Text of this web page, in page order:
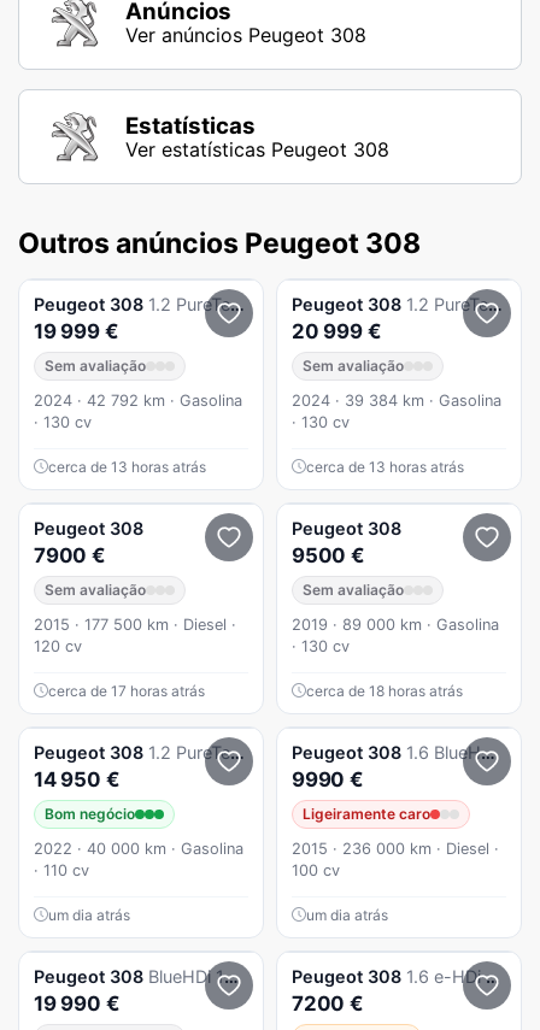
Anúncios
Ver anúncios Peugeot 308
Estatísticas
Ver estatísticas Peugeot 308
Outros anúncios Peugeot 308
Peugeot 308 1.2 PureTech GT EAT8
19 999 €
Sem avaliação
2024 · 42 792 km · Gasolina
· 130 cv
cerca de 13 horas atrás
Peugeot 308 1.2 PureTech Allure EAT8
20 999 €
Sem avaliação
2024 · 39 384 km · Gasolina
· 130 cv
cerca de 13 horas atrás
Peugeot 308
7900 €
Sem avaliação
2015 · 177 500 km · Diesel ·
120 cv
cerca de 17 horas atrás
Peugeot 308
9500 €
Sem avaliação
2019 · 89 000 km · Gasolina
· 130 cv
cerca de 18 horas atrás
Peugeot 308 1.2 PureTech Active Pack
14 950 €
Bom negócio
2022 · 40 000 km · Gasolina
· 110 cv
um dia atrás
Peugeot 308 1.6 BlueHDi Allure J17
9990 €
Ligeiramente caro
2015 · 236 000 km · Diesel ·
100 cv
um dia atrás
Peugeot 308 BlueHDi 130 Allure Pack
19 990 €
Peugeot 308 1.6 e-HDi Access CVM6
7200 €